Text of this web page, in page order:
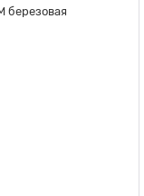
березовая